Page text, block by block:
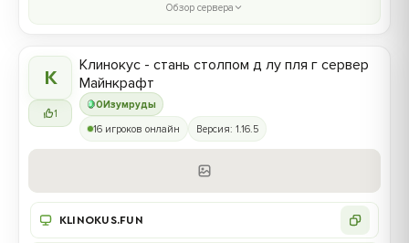
Обзор сервера
К
1
0Изумруды
Клинокус - стань столпом д лу пля г сервер
Майнкрафт
16 игроков онлайн Версия: 1.16.5
KLINOKUS.FUN